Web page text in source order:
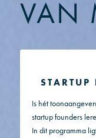
VAN
Is hét
startup founders
In dit programma